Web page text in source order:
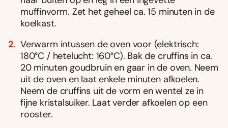
muffinvorm. Zet het geheel ca. 15 minuten in de
koelkast.
Verwarm intussen de oven voor (elektrisch:
180°C / hetelucht: 160°C). Bak de cruffins in ca.
20 minuten goudbruin en gaar in de oven. Neem
uit de oven en laat enkele minuten afkoelen.
Neem de cruffins uit de vorm en wentel ze in
fijne kristalsuiker. Laat verder afkoelen op een
rooster.